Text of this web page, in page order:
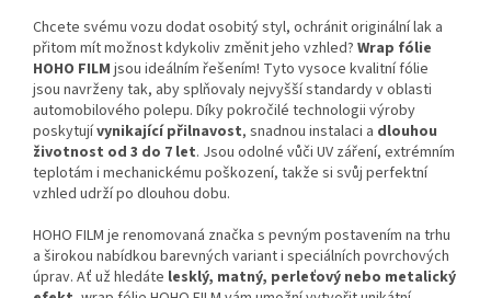
Chcete svému vozu dodat osobitý styl, ochránit originální lak a
přitom mít možnost kdykoliv změnit jeho vzhled? Wrap fólie
HOHO FILM jsou ideálním řešením! Tyto vysoce kvalitní fólie
jsou navrženy tak, aby splňovaly nejvyšší standardy v oblasti
automobilového polepu. Díky pokročilé technologii výroby
poskytujívynikající přilnavost, snadnou instalaci a dlouhou
životnost od 3 do 7 let. Jsou odolné vůči UV záření, extrémním
teplotám i mechanickému poškození, takže si svůj perfektní
vzhled udrží po dlouhou dobu.
HOHO FILM je renomovaná značka s pevným postavením na trhu
a širokou nabídkou barevných variant i speciálních povrchových
úprav. Ať už hledáte lesklý, matný, perleťový nebo metalický